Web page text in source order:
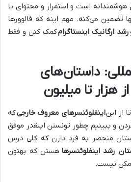
است و استمرار و محتوای با
تضمین می‌کنه. مهم اینه که فالوورها
رشد ارگانیک اینستاگرامکمک کنن و فقط
داستان‌های
هزار تا میلیون
از ایناینفلوئنسرهای معروف خارجیکه
و ببینیم چطور تونستن اینقدر موفق
منحصر به فرد دارن که کلی درس
رشد اینفلوئنسرها هستن که بهتون
نیست.